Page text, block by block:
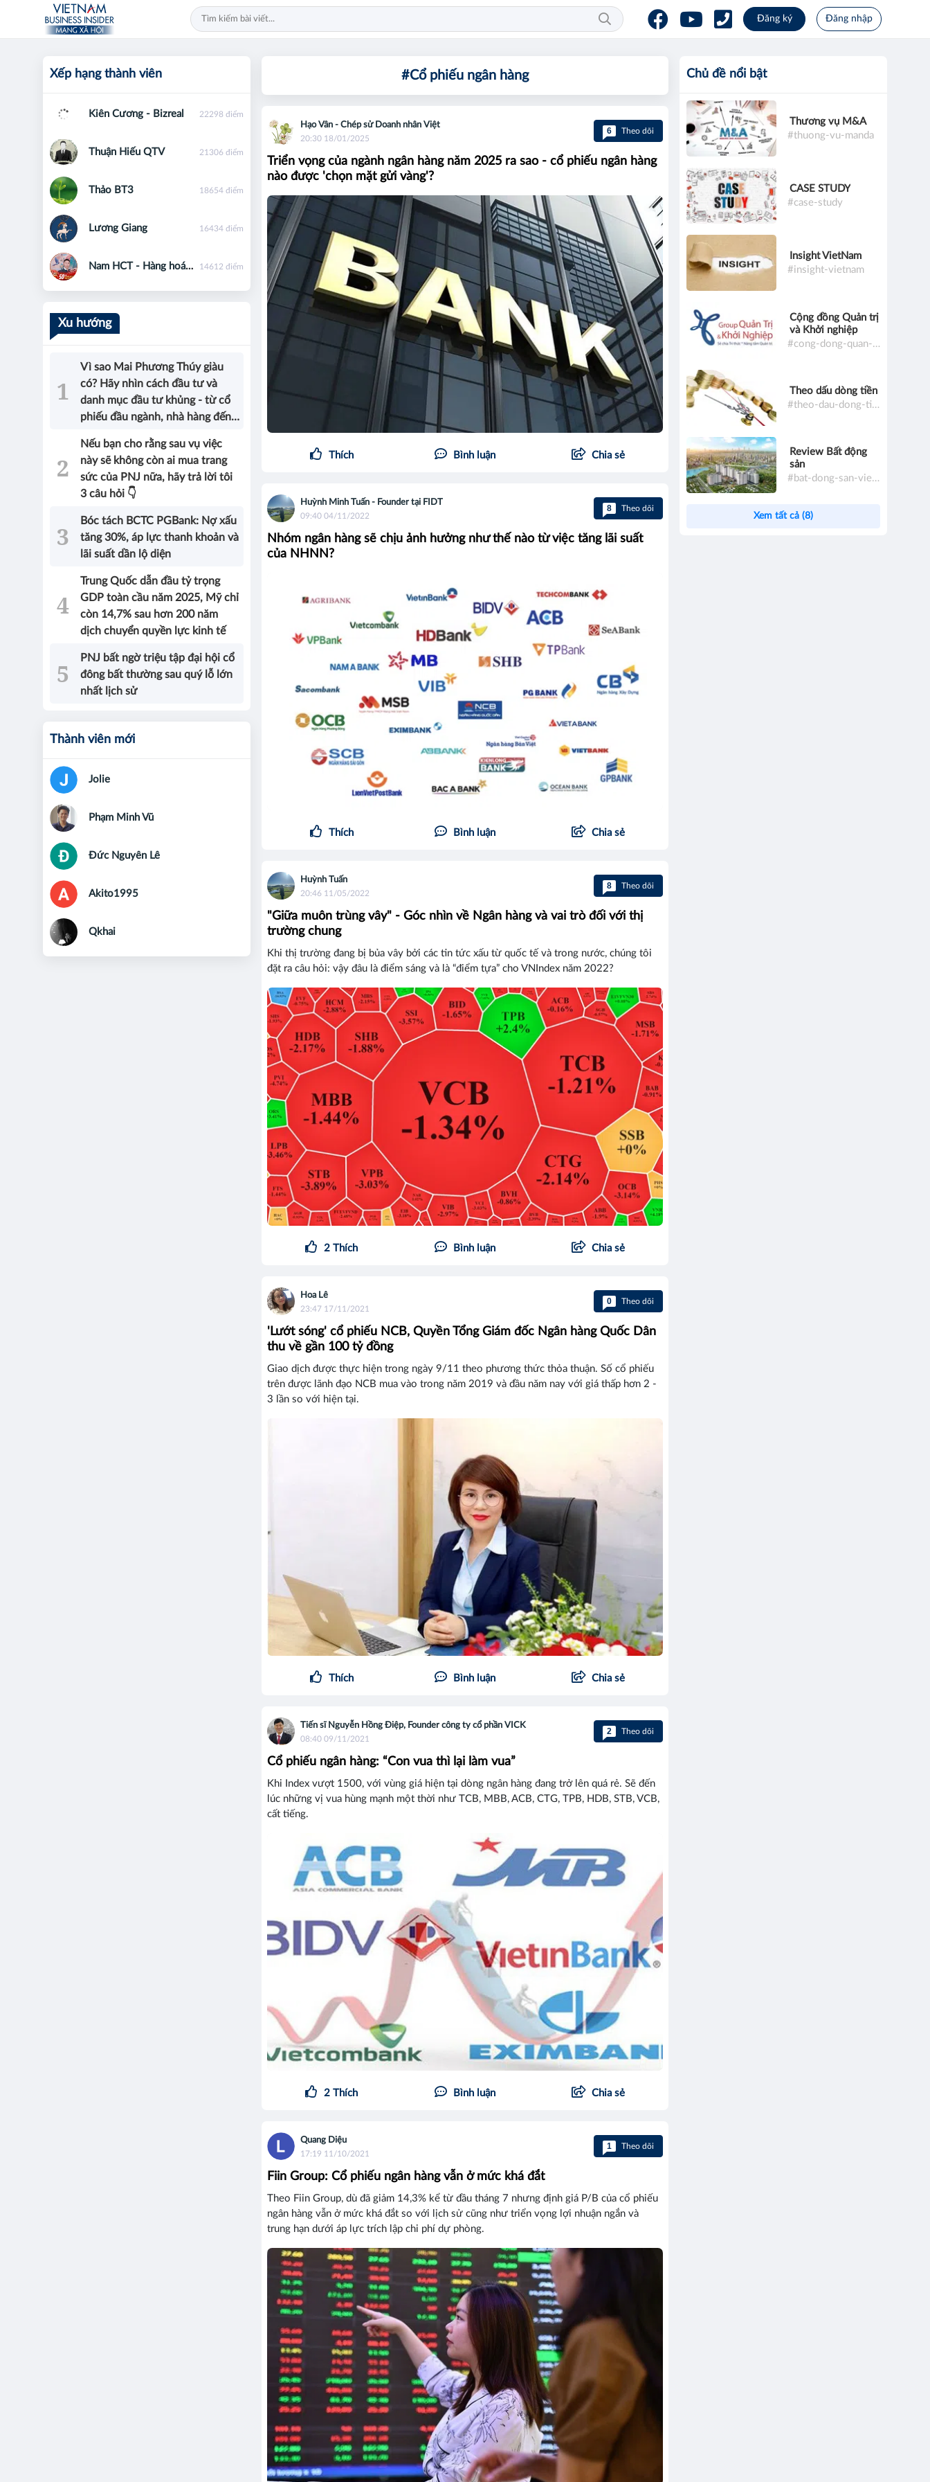
Đăng ký Đăng nhập
#Cổ phiếu ngân hàng
Hạo Vân - Chép sử Doanh nhân Việt
20:30 18/01/2025
6 Theo dõi
Triển vọng của ngành ngân hàng năm 2025 ra sao - cổ phiếu ngân hàng
nào được 'chọn mặt gửi vàng'?
Thích Bình luận Chia sẻ
Huỳnh Minh Tuấn - Founder tại FIDT
09:40 04/11/2022
8 Theo dõi
Nhóm ngân hàng sẽ chịu ảnh hưởng như thế nào từ việc tăng lãi suất
của NHNN?
Thích Bình luận Chia sẻ
Huỳnh Tuấn
20:46 11/05/2022
8 Theo dõi
"Giữa muôn trùng vây" - Góc nhìn về Ngân hàng và vai trò đối với thị
trường chung
Khi thị trường đang bị bủa vây bởi các tin tức xấu từ quốc tế và trong nước, chúng tôi
đặt ra câu hỏi: vậy đâu là điểm sáng và là “điểm tựa” cho VNIndex năm 2022?
2 Thích Bình luận Chia sẻ
Hoa Lê
23:47 17/11/2021
0 Theo dõi
'Lướt sóng' cổ phiếu NCB, Quyền Tổng Giám đốc Ngân hàng Quốc Dân
thu về gần 100 tỷ đồng
Giao dịch được thực hiện trong ngày 9/11 theo phương thức thỏa thuận. Số cổ phiếu
trên được lãnh đạo NCB mua vào trong năm 2019 và đầu năm nay với giá thấp hơn 2 -
3 lần so với hiện tại.
Thích Bình luận Chia sẻ
Tiến sĩ Nguyễn Hồng Điệp, Founder công ty cổ phần VICK
08:40 09/11/2021
2 Theo dõi
Cổ phiếu ngân hàng: “Con vua thì lại làm vua”
Khi Index vượt 1500, với vùng giá hiện tại dòng ngân hàng đang trở lên quá rẻ. Sẽ đến
lúc những vị vua hùng mạnh một thời như TCB, MBB, ACB, CTG, TPB, HDB, STB, VCB,
cất tiếng.
2 Thích Bình luận Chia sẻ
Quang Diệu
17:19 11/10/2021
1 Theo dõi
Fiin Group: Cổ phiếu ngân hàng vẫn ở mức khá đắt
Theo Fiin Group, dù đã giảm 14,3% kể từ đầu tháng 7 nhưng định giá P/B của cổ phiếu
ngân hàng vẫn ở mức khá đắt so với lịch sử cũng như triển vọng lợi nhuận ngắn và
trung hạn dưới áp lực trích lập chi phí dự phòng.
Xếp hạng thành viên
Kiên Cương - Bizreal 22298 điểm
Thuận Hiếu QTV 21306 điểm
Thảo BT3 18654 điểm
Lương Giang 16434 điểm
Nam HCT - Hàng hoá phái sinh - 0867091553 14612 điểm
Xu hướng
Vì sao Mai Phương Thúy giàu
có? Hãy nhìn cách đầu tư và
danh mục đầu tư khủng - từ cổ
phiếu đầu ngành, nhà hàng đến
được câu trả lời!
Nếu bạn cho rằng sau vụ việc
này sẽ không còn ai mua trang
sức của PNJ nữa, hãy trả lời tôi
3 câu hỏi 👇
Bóc tách BCTC PGBank: Nợ xấu
tăng 30%, áp lực thanh khoản và
lãi suất dần lộ diện
Trung Quốc dẫn đầu tỷ trọng
GDP toàn cầu năm 2025, Mỹ chỉ
còn 14,7% sau hơn 200 năm
dịch chuyển quyền lực kinh tế
PNJ bất ngờ triệu tập đại hội cổ
đông bất thường sau quý lỗ lớn
nhất lịch sử
Thành viên mới
Jolie
Phạm Minh Vũ
Đức Nguyên Lê
Akito1995
Qkhai
Chủ đề nổi bật
Thương vụ M&A
#thuong-vu-manda
CASE STUDY
#case-study
Insight VietNam
#insight-vietnam
Cộng đồng Quản trị
và Khởi nghiệp
#cong-dong-quan-tri-va-khoi-nghiep
Theo dấu dòng tiền
#theo-dau-dong-tien
Review Bất động
sản
#bat-dong-san-viet-nam
Xem tất cả (8)